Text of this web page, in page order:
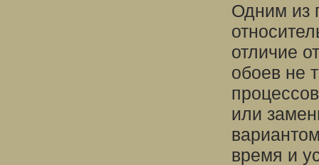
Одним из
отличие
обоев не
или
время и